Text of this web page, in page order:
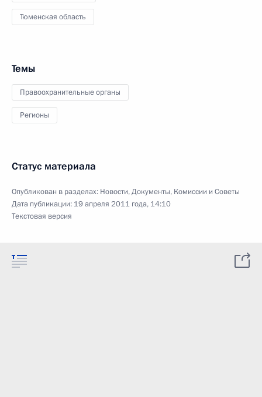
Тюменская область
Темы
Правоохранительные органы
Регионы
Статус материала
Опубликован в разделах: Новости,Документы, Комиссии и Советы
Дата публикации: 19 апреля 2011 года, 14:10
Текстовая версия